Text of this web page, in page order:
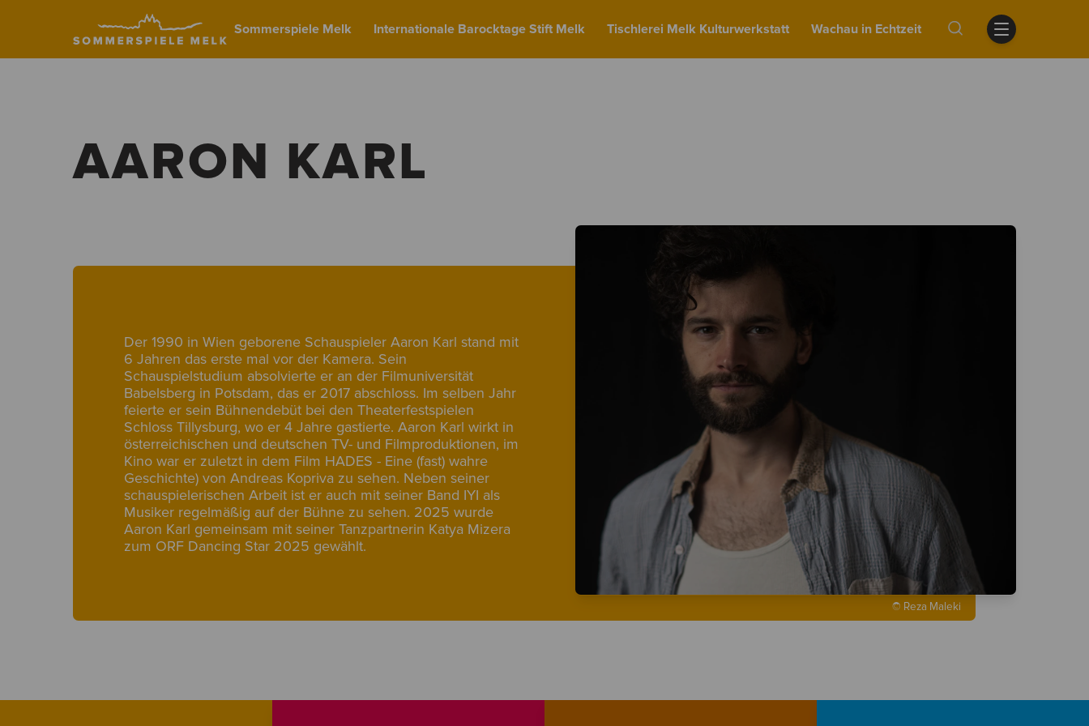
Sommerspiele Melk Internationale Barocktage Stift Melk Tischlerei Melk Kulturwerkstatt Wachau in Echtzeit
AARON KARL
© Reza Maleki
Der 1990 in Wien geborene Schauspieler Aaron Karl stand mit
6 Jahren das erste mal vor der Kamera. Sein
Schauspielstudium absolvierte er an der Filmuniversität
Babelsberg in Potsdam, das er 2017 abschloss. Im selben Jahr
feierte er sein Bühnendebüt bei den Theaterfestspielen
Schloss Tillysburg, wo er 4 Jahre gastierte. Aaron Karl wirkt in
österreichischen und deutschen TV- und Filmproduktionen, im
Kino war er zuletzt in dem Film HADES - Eine (fast) wahre
Geschichte) von Andreas Kopriva zu sehen. Neben seiner
schauspielerischen Arbeit ist er auch mit seiner Band IYI als
Musiker regelmäßig auf der Bühne zu sehen. 2025 wurde
Aaron Karl gemeinsam mit seiner Tanzpartnerin Katya Mizera
zum ORF Dancing Star 2025 gewählt.